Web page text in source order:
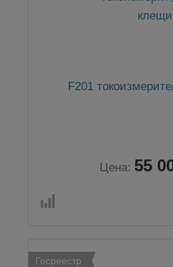
F201
Цена: 55
Госреестр